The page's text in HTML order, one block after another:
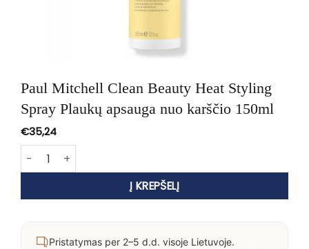
Paul Mitchell Clean Beauty Heat Styling
Spray Plaukų apsauga nuo karščio 150ml
€35,24
produkto kiekis: Paul Mitchell Clean Beauty Heat Styling
Į KREPŠELĮ
Pristatymas per 2–5 d.d. visoje Lietuvoje.